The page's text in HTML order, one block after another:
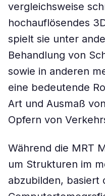
vergleichsweise
hochauflösendes
spielt sie unter
Behandlung von
sowie in anderen
eine bedeutende
Art und Ausmaß
Opfern von
Während die MRT
um Strukturen im
abzubilden, basiert